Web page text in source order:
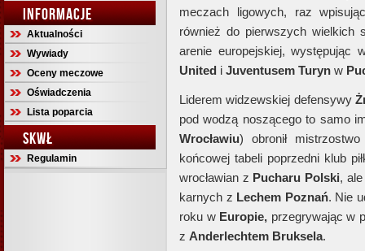
INFORMACJE
Aktualności
Wywiady
Oceny meczowe
Oświadczenia
Lista poparcia
SKWŁ
Regulamin
meczach ligowych, raz
również do pierwszych wielkich
arenie europejskiej,
United i Juventusem Turyn w
Liderem widzewskiej defensywy
pod wodzą noszącego to samo
Wrocławiu) obronił
końcowej tabeli poprzedni klub
wrocławian z Pucharu Polski,
karnych z Lechem Poznań. Nie
roku w Europie, przegrywając w
z Anderlechtem Bruksela.